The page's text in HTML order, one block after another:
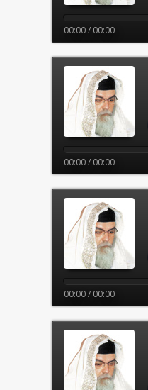
00:00 / 00:00
00:00 / 00:00
00:00 / 00:00